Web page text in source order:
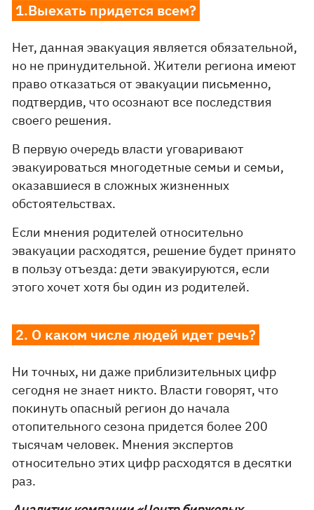
1.Выехать придется всем?
Нет, данная эвакуация является обязательной,
но не принудительной. Жители региона имеют
право отказаться от эвакуации письменно,
подтвердив, что осознают все последствия
своего решения.
В первую очередь власти уговаривают
эвакуироваться многодетные семьи и семьи,
оказавшиеся в сложных жизненных
обстоятельствах.
Если мнения родителей относительно
эвакуации расходятся, решение будет принято
в пользу отъезда: дети эвакуируются, если
этого хочет хотя бы один из родителей.
2. О каком числе людей идет речь?
Ни точных, ни даже приблизительных цифр
сегодня не знает никто. Власти говорят, что
покинуть опасный регион до начала
отопительного сезона придется более 200
тысячам человек. Мнения экспертов
относительно этих цифр расходятся в десятки
раз.